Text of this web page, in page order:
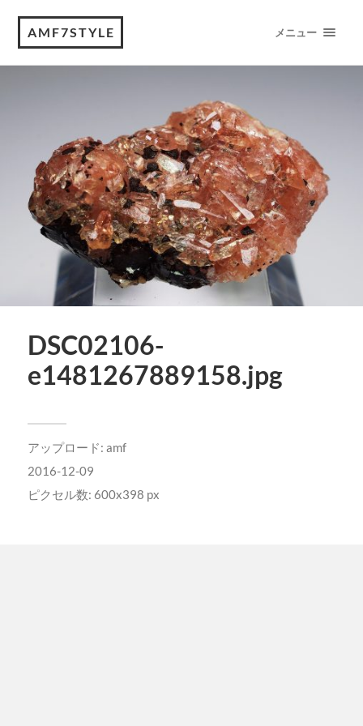
AMF7STYLE メニュー
DSC02106-
e1481267889158.jpg
アップロード: amf
2016-12-09
ピクセル数: 600x398 px